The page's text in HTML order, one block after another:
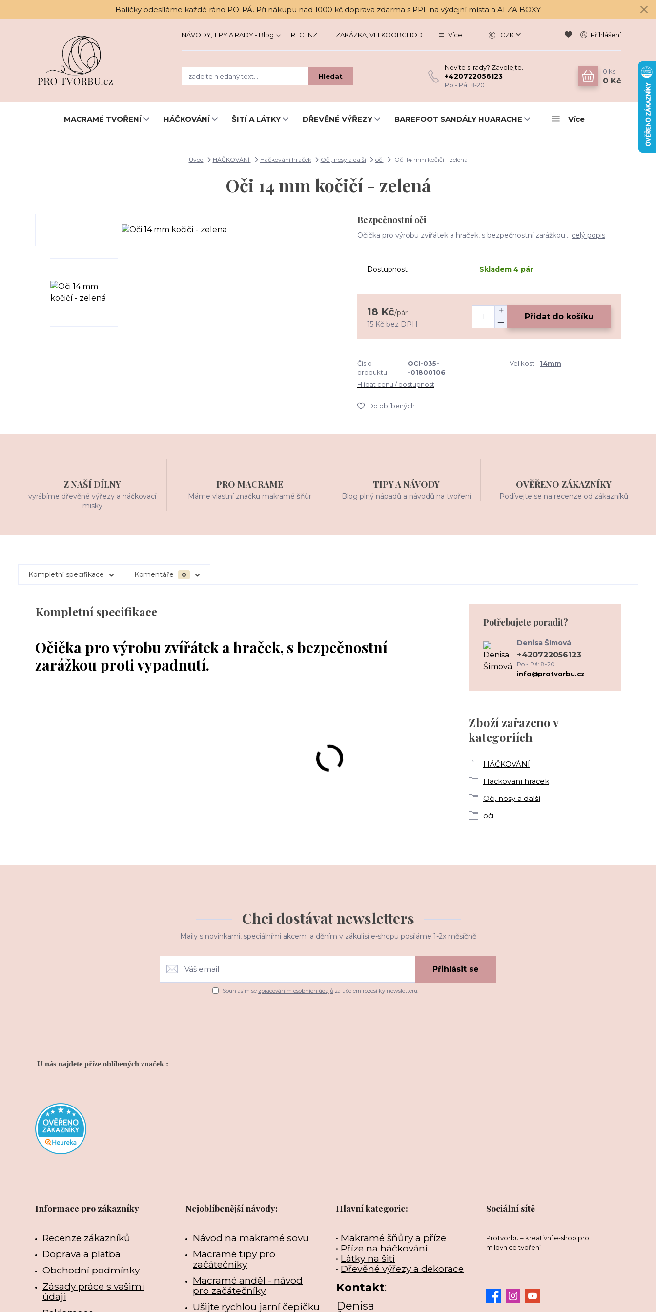
Balíčky odesíláme každé ráno PO-PÁ. Při nákupu nad 1000 kč doprava zdarma s PPL na výdejní místa a ALZA BOXY
NÁVODY, TIPY A RADY - Blog RECENZE ZAKÁZKA, VELKOOBCHOD Více CZK Přihlášení
Hledat
Nevíte si rady? Zavolejte.
+420722056123
Po - Pá: 8-20
0 ks
0 Kč
MACRAMÉ TVOŘENÍ HÁČKOVÁNÍ ŠITÍ A LÁTKY DŘEVĚNÉ VÝŘEZY BAREFOOT SANDÁLY HUARACHE Více
Úvod HÁČKOVÁNÍ Háčkování hraček Oči, nosy a další oči Oči 14 mm kočičí - zelená
Oči 14 mm kočičí - zelená
Bezpečnostní oči
Očička pro výrobu zvířátek a hraček, s bezpečnostní zarážkou... celý popis
Dostupnost Skladem 4 pár
18 Kč/pár
15 Kč bez DPH
Přidat do košíku
Číslo
produktu:
OCI-035-
-01800106
Velikost: 14mm
Hlídat cenu / dostupnost
Do oblíbených
Z NAŠÍ DÍLNY
vyrábíme dřevěné výřezy a háčkovací
misky
PRO MACRAME
Máme vlastní značku makramé šňůr
TIPY A NÁVODY
Blog plný nápadů a návodů na tvoření
OVĚŘENO ZÁKAZNÍKY
Podívejte se na recenze od zákazníků
Kompletní specifikace Komentáře 0
Kompletní specifikace
Očička pro výrobu zvířátek a hraček, s bezpečnostní
zarážkou proti vypadnutí.
Zboží zařazeno v
kategoriích
HÁČKOVÁNÍ
Háčkování hraček
Oči, nosy a další
oči
Potřebujete poradit?
Denisa Šímová
+420722056123
Po - Pá: 8-20
info@protvorbu.cz
Chci dostávat newsletters
Maily s novinkami, speciálními akcemi a děním v zákulisí e-shopu posíláme 1-2x měsíčně
Přihlásit se
Souhlasím se zpracováním osobních údajůza účelem rozesílky newsletteru.
U nás najdete příze oblíbených značek :
Informace pro zákazníky
Recenze zákazníků
Doprava a platba
Obchodní podmínky
Zásady práce s vašimi
údaji
Nejoblíbenější návody:
Návod na makramé sovu
Macramé tipy pro
začátečníky
Macramé anděl - návod
pro začátečníky
Ušijte rychlou jarní čepičku
Hlavní kategorie:
• Makramé šňůry a příze
• Příze na háčkování
• Látky na šití
• Dřevěné výřezy a dekorace
Kontakt:
Denisa
Sociální sítě
ProTvorbu – kreativní e-shop pro
milovnice tvoření